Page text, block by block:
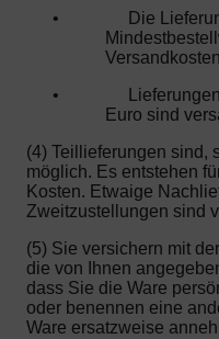
•
Die
•
Euro sind
(4) Teillieferungen sind,
möglich. Es entstehen
Kosten. Etwaige
Zweitzustellungen sind
(5) Sie versichern mit
die von Ihnen
dass Sie die Ware
oder benennen eine
Ware ersatzweise